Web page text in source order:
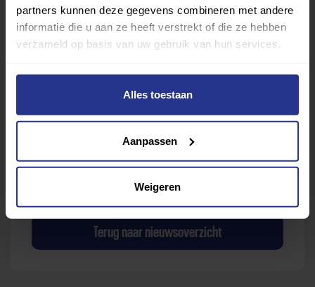
partners kunnen deze gegevens combineren met andere
informatie die u aan ze heeft verstrekt of die ze hebben
verzameld op basis van uw gebruik van hun services.
Alles toestaan
Aanpassen
Weigeren
Sport zoeken
Verder lezen over
Ervaringen Esports Gezondheid Inspiratie
Tips & tricks
Terug naar nieuwsoverzicht